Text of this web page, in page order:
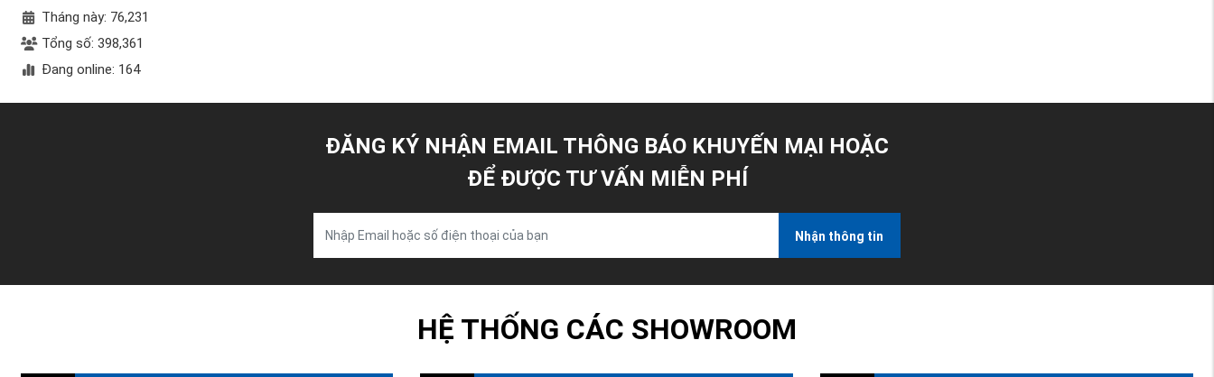
Tháng này: 76,231
Tổng số: 398,361
Đang online: 164
ĐĂNG KÝ NHẬN EMAIL THÔNG BÁO KHUYẾN MẠI HOẶC
ĐỂ ĐƯỢC TƯ VẤN MIỄN PHÍ
Nhận thông tin
HỆ THỐNG CÁC SHOWROOM